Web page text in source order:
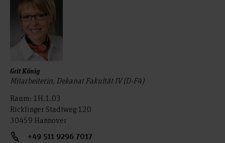
Grit König
Mitarbeiterin, Dekanat Fakultät IV (D-F4)
Raum: 1H.1.03
Ricklinger Stadtweg 120
30459 Hannover
+49 511 9296 7017